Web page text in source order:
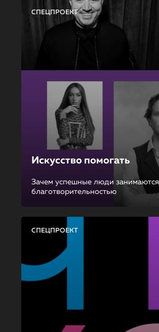
СПЕЦПРОЕКТ
Искусство помогать
Зачем успешные люди занимаются
благотворительностью
СПЕЦПРОЕКТ